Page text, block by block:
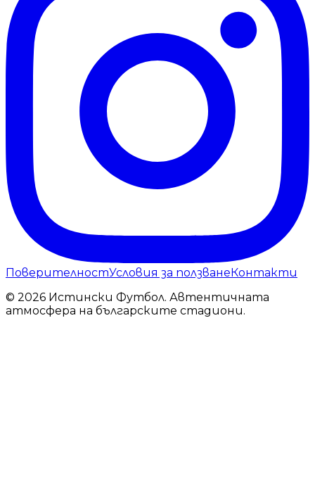
ПоверителностУсловия за ползванеКонтакти
© 2026 Истински Футбол. Автентичната
атмосфера на българските стадиони.